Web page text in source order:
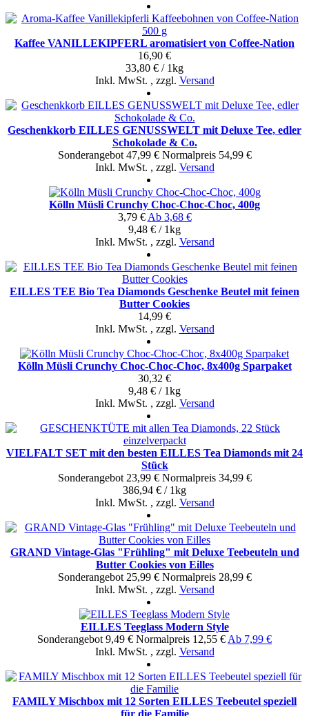
Kaffee VANILLEKIPFERL aromatisiert von Coffee-Nation
16,90 €
33,80 € / 1kg
Inkl. MwSt. , zzgl. Versand
Geschenkkorb EILLES GENUSSWELT mit Deluxe Tee, edler
Schokolade & Co.
Sonderangebot 47,99 € Normal­preis 54,99 €
Inkl. MwSt. , zzgl. Versand
Kölln Müsli Crunchy Choc-Choc-Choc, 400g
3,79 € Ab 3,68 €
9,48 € / 1kg
Inkl. MwSt. , zzgl. Versand
EILLES TEE Bio Tea Diamonds Geschenke Beutel mit feinen
Butter Cookies
14,99 €
Inkl. MwSt. , zzgl. Versand
Kölln Müsli Crunchy Choc-Choc-Choc, 8x400g Sparpaket
30,32 €
9,48 € / 1kg
Inkl. MwSt. , zzgl. Versand
VIELFALT SET mit den besten EILLES Tea Diamonds mit 24
Stück
Sonderangebot 23,99 € Normal­preis 34,99 €
386,94 € / 1kg
Inkl. MwSt. , zzgl. Versand
GRAND Vintage-Glas "Frühling" mit Deluxe Teebeuteln und
Butter Cookies von Eilles
Sonderangebot 25,99 € Normal­preis 28,99 €
Inkl. MwSt. , zzgl. Versand
EILLES Teeglass Modern Style
Sonderangebot 9,49 € Normal­preis 12,55 € Ab 7,99 €
Inkl. MwSt. , zzgl. Versand
FAMILY Mischbox mit 12 Sorten EILLES Teebeutel speziell
für die Familie